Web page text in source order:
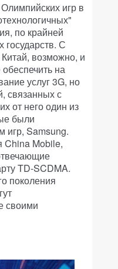
игр в
по крайней
государств. С
Китай, возможно, и
на
услуг 3G, но
связанных с
от него один из
были
игр, Samsung.
China Mobile,
TD-SCDMA.
поколения
своими